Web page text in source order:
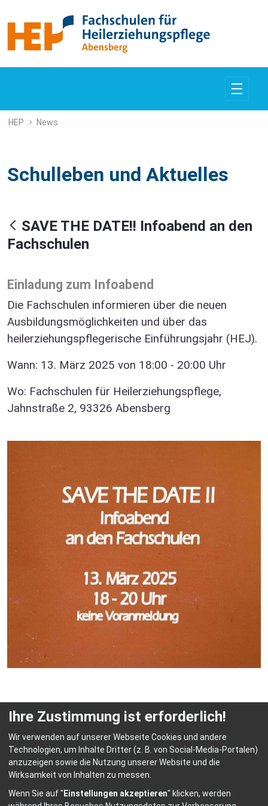
SAVE THE DATE!! Infoabend an
HEP News
Schulleben und Aktuelles
SAVE THE DATE!! Infoabend an den
Fachschulen
Einladung zum Infoabend
Die Fachschulen informieren über die neuen
Ausbildungsmöglichkeiten und über das
heilerziehungspflegerische Einführungsjahr (HEJ).
Wann: 13. März 2025 von 18:00 - 20:00 Uhr
Wo: Fachschulen für Heilerziehungspflege,
Jahnstraße 2, 93326 Abensberg
© HEP Fachschulen für Heilerziehungspflege Abensberg
Home Kontakt Datenschutz
Impressum
Barrierefreiheit
Anmelden
Ihre Zustimmung ist erforderlich!
Wir verwenden auf unserer Webseite Cookies und andere
Technologien, um Inhalte Dritter (z. B. von Social-Media-Portalen)
anzuzeigen sowie die Nutzung unserer Website und die
Wirksamkeit von Inhalten zu messen.
Wenn Sie auf " Einstellungen akzeptieren" klicken, werden